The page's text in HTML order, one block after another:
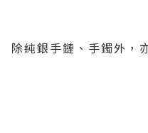
除純銀手鏈、手鐲外，